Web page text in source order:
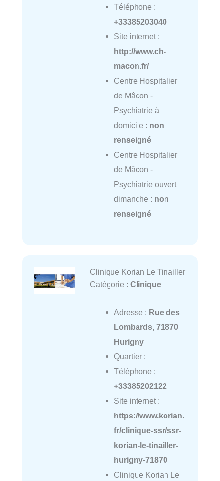
Téléphone :
+33385203040
Site internet :
http://www.ch-
macon.fr/
Centre Hospitalier
de Mâcon -
Psychiatrie à
domicile : non
renseigné
Centre Hospitalier
de Mâcon -
Psychiatrie ouvert
dimanche : non
renseigné
Clinique Korian Le Tinailler
Catégorie : Clinique
Adresse : Rue des
Lombards, 71870
Hurigny
Quartier :
Téléphone :
+33385202122
Site internet :
https://www.korian.
fr/clinique-ssr/ssr-
korian-le-tinailler-
hurigny-71870
Clinique Korian Le